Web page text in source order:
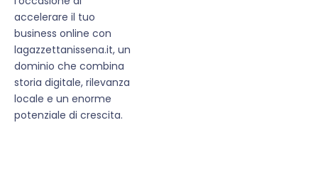
accelerare il tuo
business online con
lagazzettanissena.it, un
dominio che combina
storia digitale, rilevanza
locale e un enorme
potenziale di crescita.